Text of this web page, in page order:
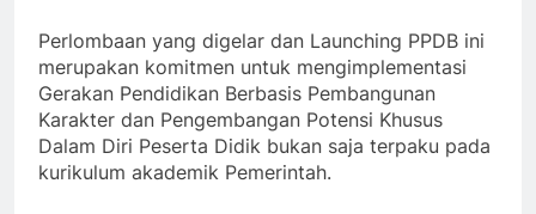
Perlombaan yang digelar dan Launching PPDB ini
merupakan komitmen untuk mengimplementasi
Gerakan Pendidikan Berbasis Pembangunan
Karakter dan Pengembangan Potensi Khusus
Dalam Diri Peserta Didik bukan saja terpaku pada
kurikulum akademik Pemerintah.